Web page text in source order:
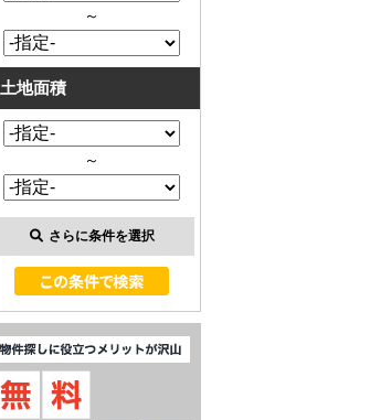
～
土地面積
～
さらに条件を選択